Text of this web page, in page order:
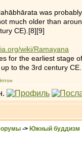
was
much older than
CE).[8][9]
wiki/Ramayana
for the earliest stage
to the 3rd century
-> Южный буддизм